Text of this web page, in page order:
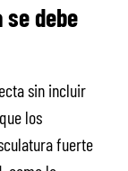
se debe
sin incluir
los
fuerte